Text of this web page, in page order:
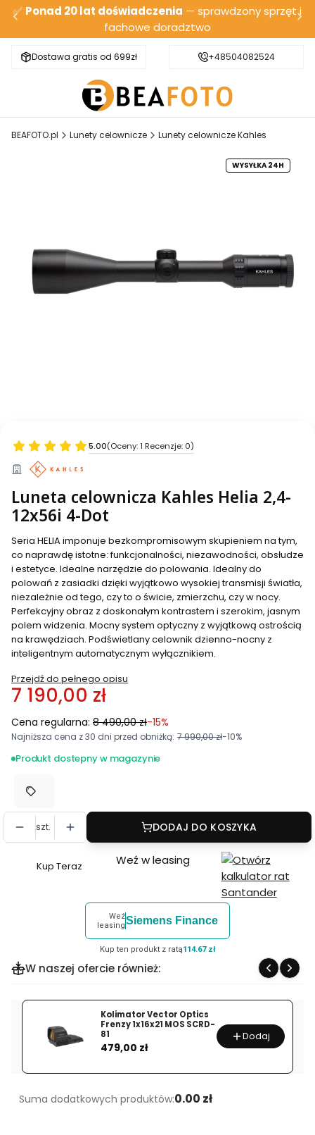
✅ Ponad 20 lat doświadczenia — sprawdzony sprzęt i
fachowe doradztwo
Dostawa gratis od 699zł Bezpieczna wysyłka
+48504082524
BEAFOTO.pl Lunety celownicze Lunety celownicze Kahles
WYSYŁKA 24H
5.00(Oceny: 1 Recenzje: 0)
Luneta celownicza Kahles Helia 2,4-
12x56i 4-Dot
Seria HELIA imponuje bezkompromisowym skupieniem na tym,
co naprawdę istotne: funkcjonalności, niezawodności, obsłudze
i estetyce. Idealne narzędzie do polowania. Idealny do
polowań z zasiadki dzięki wyjątkowo wysokiej transmisji światła,
niezależnie od tego, czy to o świcie, zmierzchu, czy w nocy.
Perfekcyjny obraz z doskonałym kontrastem i szerokim, jasnym
polem widzenia. Mocny system optyczny z wyjątkową ostrością
na krawędziach. Podświetlany celownik dzienno-nocny z
inteligentnym automatycznym wyłącznikiem.
Przejdź do pełnego opisu
7 190,00 zł
Cena regularna: 8 490,00 zł-15%
Najniższa cena z 30 dni przed obniżką: 7 990,00 zł-10%
Produkt dostepny w magazynie
szt. DODAJ DO KOSZYKA
Szybki
Kahles
12x56i
4-
Kup Teraz Weź w leasing
Weź
leasingSiemens Finance
Kup ten produkt z ratą114.67 zł
W naszej ofercie również:
Kolimator Vector Optics
Frenzy 1x16x21 MOS SCRD-
81
Cena
479,00 zł
Dodaj
Suma dodatkowych produktów:0.00 zł